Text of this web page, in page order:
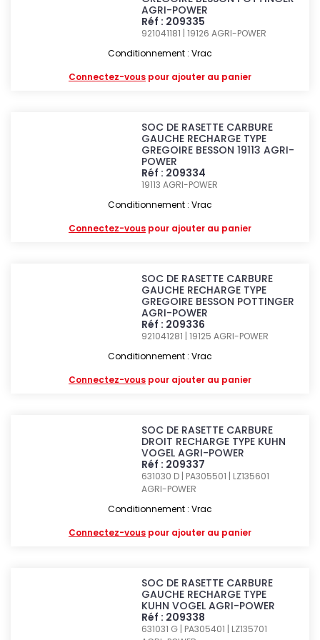
AGRI-POWER
Réf : 209335
921041181 | 19126AGRI-POWER
Conditionnement : Vrac
Connectez-vous pour ajouter au panier
SOC DE RASETTE CARBURE
GAUCHE RECHARGE TYPE
GREGOIRE BESSON 19113 AGRI-
POWER
Réf : 209334
19113AGRI-POWER
Conditionnement : Vrac
Connectez-vous pour ajouter au panier
SOC DE RASETTE CARBURE
GAUCHE RECHARGE TYPE
GREGOIRE BESSON POTTINGER
AGRI-POWER
Réf : 209336
921041281 | 19125AGRI-POWER
Conditionnement : Vrac
Connectez-vous pour ajouter au panier
SOC DE RASETTE CARBURE
DROIT RECHARGE TYPE KUHN
VOGEL AGRI-POWER
Réf : 209337
631030 D | PA305501 | LZ135601
AGRI-POWER
Conditionnement : Vrac
Connectez-vous pour ajouter au panier
SOC DE RASETTE CARBURE
GAUCHE RECHARGE TYPE
KUHN VOGEL AGRI-POWER
Réf : 209338
631031 G | PA305401 | LZ135701